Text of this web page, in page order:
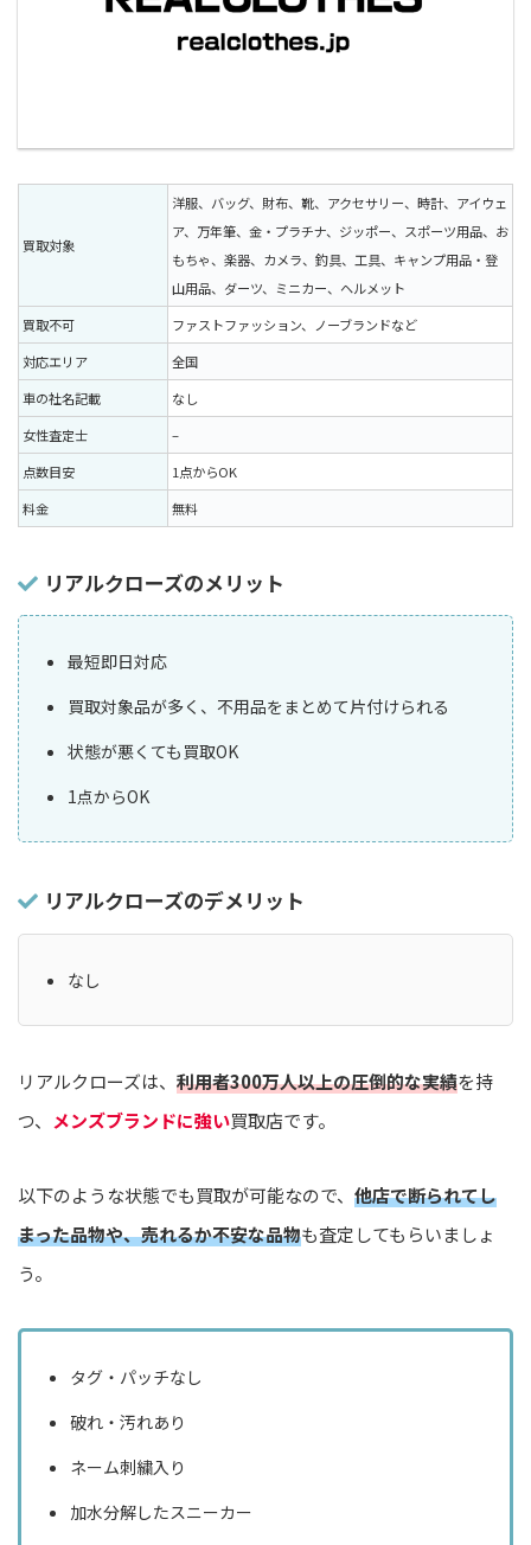
買取対象
洋服、バッグ、財布、靴、アクセサリー、時計、アイウェ
ア、万年筆、金・プラチナ、ジッポー、スポーツ用品、お
もちゃ、楽器、カメラ、釣具、工具、キャンプ用品・登
山用品、ダーツ、ミニカー、ヘルメット
買取不可
ファストファッション、ノーブランドなど
対応エリア
全国
車の社名記載
なし
女性査定士
–
点数目安
1点からOK
料金
無料
リアルクローズのメリット
最短即日対応
買取対象品が多く、不用品をまとめて片付けられる
状態が悪くても買取OK
1点からOK
リアルクローズのデメリット
なし
リアルクローズは、 利用者300万人以上の圧倒的な実績を持
つ、 メンズブランドに強い買取店です。
以下のような状態でも買取が可能なので、 他店で断られてし
まった品物や、売れるか不安な品物も査定してもらいましょ
う。
タグ・パッチなし
破れ・汚れあり
ネーム刺繍入り
加水分解したスニーカー